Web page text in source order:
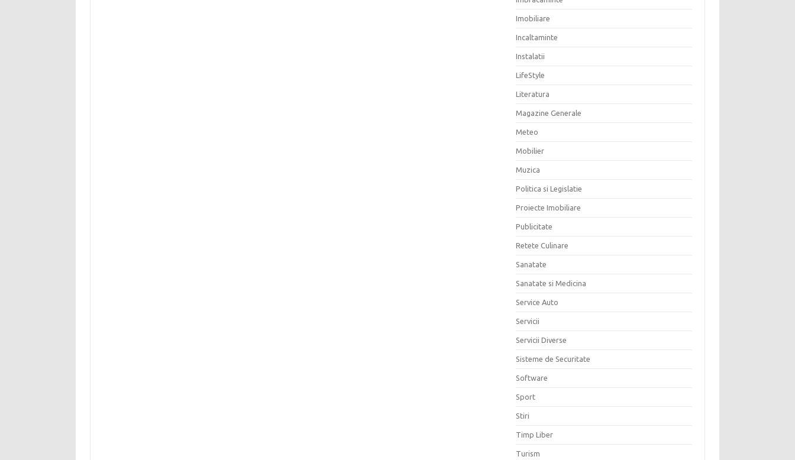
Imobiliare
Incaltaminte
Instalatii
LifeStyle
Literatura
Magazine Generale
Meteo
Mobilier
Muzica
Politica si Legislatie
Proiecte Imobiliare
Publicitate
Retete Culinare
Sanatate
Sanatate si Medicina
Service Auto
Servicii
Servicii Diverse
Sisteme de Securitate
Software
Sport
Stiri
Timp Liber
Turism